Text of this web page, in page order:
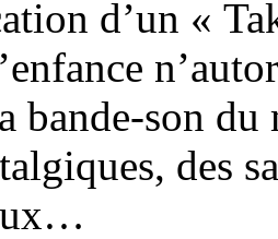
d’un «
bande-son
des